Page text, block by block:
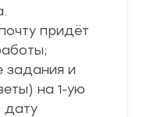
придёт
и
на 1-ую
дату